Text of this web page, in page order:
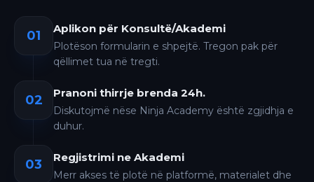
01 Aplikon për Konsultë/Akademi
Plotëson formularin e shpejtë. Tregon pak për
qëllimet tua në tregti.
02 Pranoni thirrje brenda 24h.
Diskutojmë nëse Ninja Academy është zgjidhja e
duhur.
03 Regjistrimi ne Akademi
Merr akses të plotë në platformë, materialet dhe